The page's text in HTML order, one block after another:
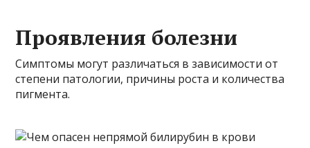
Проявления болезни
Симптомы могут различаться в зависимости от
степени патологии, причины роста и количества
пигмента.